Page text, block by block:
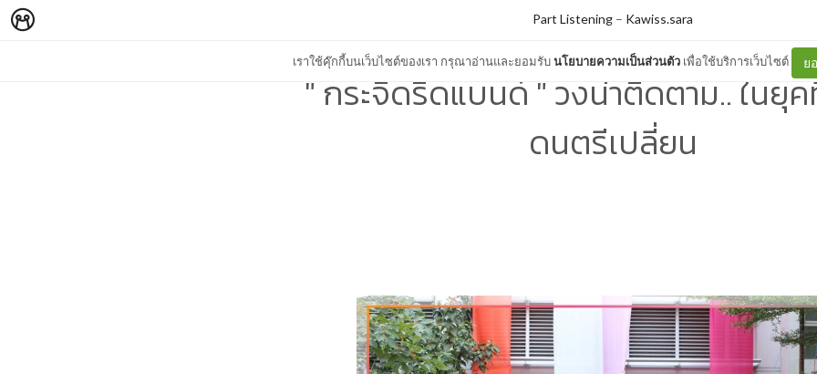
เราใช้คุ๊กกี้บนเว็บไซต์ของเรา กรุณาอ่านและยอมรับนโยบายความเป็นส่วนตัว เพื่อใช้บริการเว็บไซต์ ย
Part Listening – Kawiss.sara
" กระจิ๊ดริ้ดแบนด์ " วงน่าติดตาม.. ในยุ
ดนตรีเปลี่ยน